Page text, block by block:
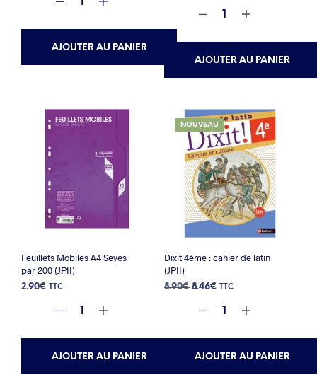
AJOUTER AU PANIER
AJOUTER AU PANIER
Feuillets Mobiles A4 Seyes
par 200 (JPII)
2.90€ TTC
AJOUTER AU PANIER
NOUVEAU
Dixit 4éme : cahier de latin
(JPII)
8.90€ Le
initial
8.90€.
8.46€Le
actuel
8.46€.
TTC
AJOUTER AU PANIER